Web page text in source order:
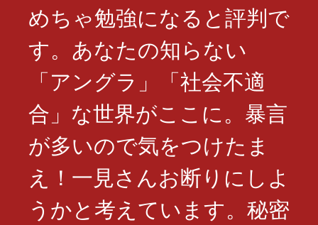
めちゃ勉強になると評判で
す。あなたの知らない
「アングラ」「社会不適
合」な世界がここに。暴言
が多いので気をつけたま
え！一見さんお断りにしよ
うかと考えています。秘密